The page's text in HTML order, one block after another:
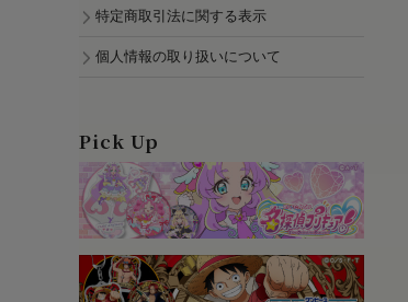
特定商取引法に関する表示
個人情報の取り扱いについて
Pick Up